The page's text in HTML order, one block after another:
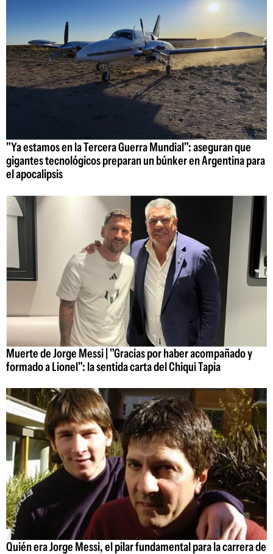
"Ya estamos en la Tercera Guerra Mundial": aseguran que
gigantes tecnológicos preparan un búnker en Argentina para
el apocalipsis
Muerte de Jorge Messi | "Gracias por haber acompañado y
formado a Lionel": la sentida carta del Chiqui Tapia
Quién era Jorge Messi, el pilar fundamental para la carrera de